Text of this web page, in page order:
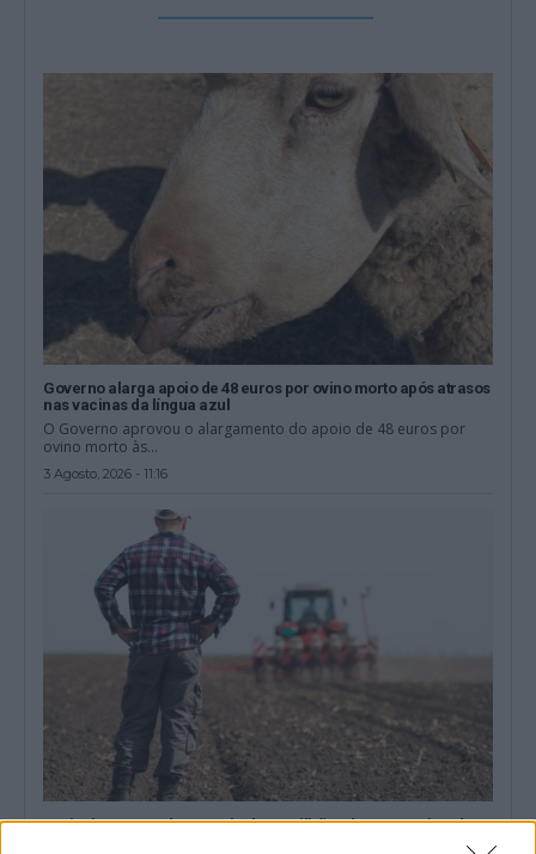
Governo alarga apoio de 48 euros por ovino morto após atrasos
nas vacinas da língua azul
O Governo aprovou o alargamento do apoio de 48 euros por
ovino morto às...
3 Agosto, 2026 - 11:16
Agricultores recebem apoio de 20 milhões de euros até 31 de